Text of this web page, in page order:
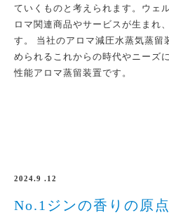
ていくものと考えられます。ウェ
ロマ関連商品やサービスが生まれ
す。 当社のアロマ減圧水蒸気蒸留
められるこれからの時代やニーズ
性能アロマ蒸留装置です。
2024.9 .12
No.1ジンの香りの原